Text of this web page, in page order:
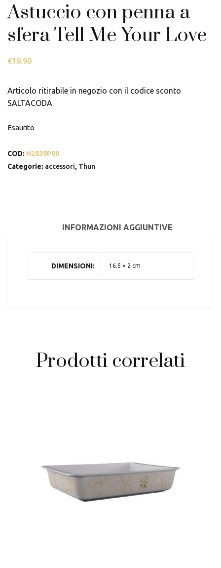
Astuccio con penna a
sfera Tell Me Your Love
€19.90
Articolo ritirabile in negozio con il codice sconto
SALTACODA
Esaurito
COD: H2839P00
Categorie: accessori, Thun
INFORMAZIONI AGGIUNTIVE
DIMENSIONI 16.5 × 2 cm
Prodotti correlati